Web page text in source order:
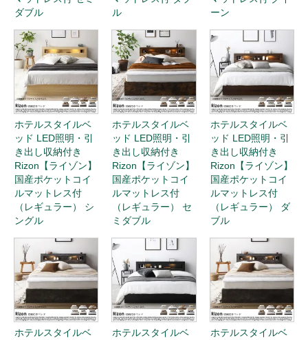
ダブル
ル
ーン
ホテルスタイルベ
ッド LED照明・引
き出し収納付き
Rizon【ライゾン】
国産ポケットコイ
ルマットレス付
（レギュラー） シ
ングル
ホテルスタイルベ
ッド LED照明・引
き出し収納付き
Rizon【ライゾン】
国産ポケットコイ
ルマットレス付
（レギュラー） セ
ミダブル
ホテルスタイルベ
ッド LED照明・引
き出し収納付き
Rizon【ライゾン】
国産ポケットコイ
ルマットレス付
（レギュラー） ダ
ブル
ホテルスタイルベ
ホテルスタイルベ
ホテルスタイルベ